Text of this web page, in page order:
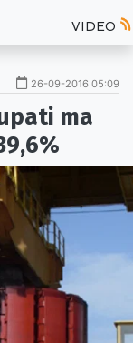
VIDEO
26-09-2016 05:09
ma